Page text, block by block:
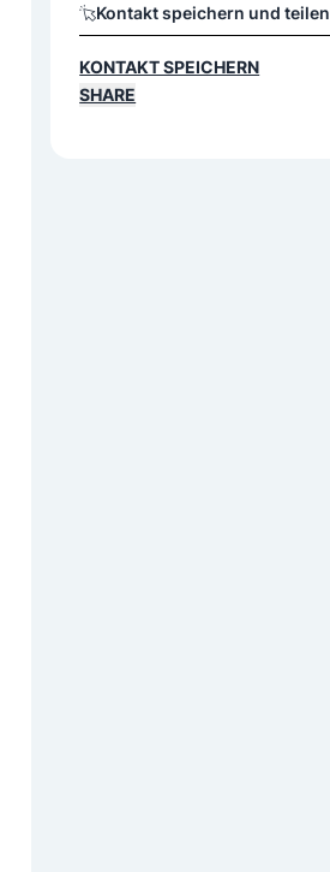
Kontakt speichern und teilen
KONTAKT SPEICHERN
SHARE